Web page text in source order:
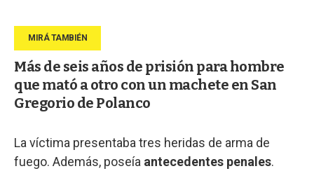
Más de seis años de prisión para hombre
que mató a otro con un machete en San
Gregorio de Polanco
La víctima presentaba tres heridas de arma de
fuego. Además, poseía antecedentes penales.